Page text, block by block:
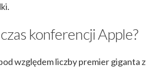
konferencji Apple?
względem liczby premier giganta z